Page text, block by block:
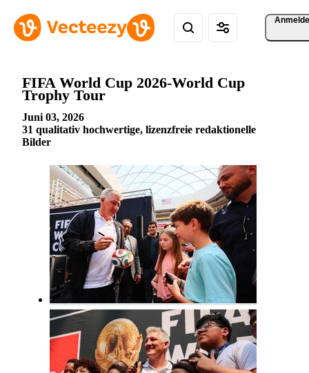
FIFA World Cup 2026-World Cup
Trophy Tour
Juni 03, 2026
31 qualitativ hochwertige, lizenzfreie redaktionelle
Bilder